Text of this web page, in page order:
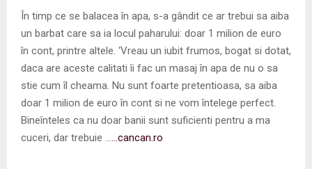
În timp ce se balacea în apa, s-a gândit ce ar trebui sa aiba
un barbat care sa ia locul paharului: doar 1 milion de euro
în cont, printre altele. ‘Vreau un iubit frumos, bogat si dotat,
daca are aceste calitati îi fac un masaj în apa de nu o sa
stie cum îl cheama. Nu sunt foarte pretentioasa, sa aiba
doar 1 milion de euro în cont si ne vom întelege perfect.
Bineînteles ca nu doar banii sunt suficienti pentru a ma
cuceri, dar trebuie …
…cancan.ro